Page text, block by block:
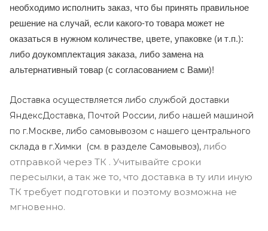
необходимо исполнить заказ, что бы принять правильное
решение на случай, если какого-то товара может не
оказаться в нужном количестве, цвете, упаковке (и т.п.):
либо доукомплектация заказа, либо замена на
альтернативный товар (с согласованием с Вами)!
Доставка осуществляется либо службой доставки
ЯндексДоставка, Почтой России, либо нашей машиной
по г.Москве, либо самовывозом с нашего центрального
склада в г.Химки (см. в разделе Самовывоз), либо
отправкой через ТК . Учитывайте сроки
пересылки, а так же то, что доставка в ту или иную
ТК требует подготовки и поэтому возможна не
мгновенно.